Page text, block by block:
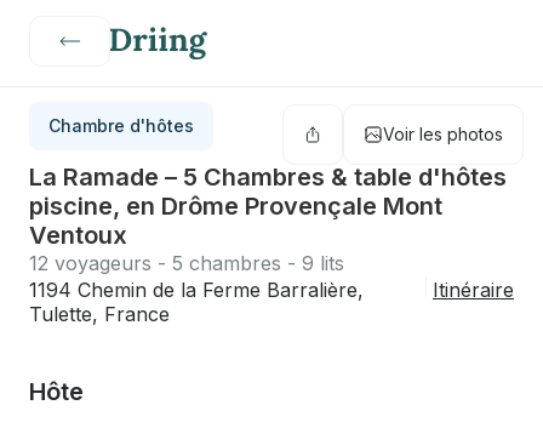
Voir les photos
Chambre d'hôtes
La Ramade – 5 Chambres & table d'hôtes
piscine, en Drôme Provençale Mont
Ventoux
12 voyageurs - 5 chambres - 9 lits
1194 Chemin de la Ferme Barralière,
Tulette, France
Itinéraire
Hôte